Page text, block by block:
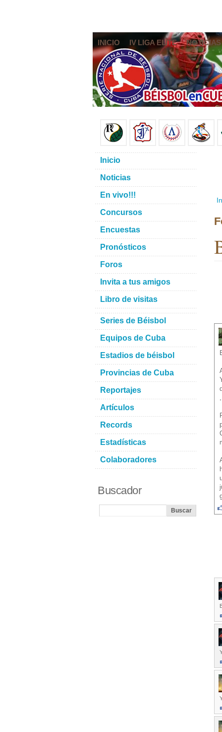
INICIO IV LIGA ELITE NOTICIAS
Inicio
Noticias
En vivo!!!
Concursos
Encuestas
Pronósticos
Foros
Invita a tus amigos
Libro de visitas
Series de Béisbol
Equipos de Cuba
Estadios de béisbol
Provincias de Cuba
Reportajes
Artículos
Records
Estadísticas
Colaboradores
Buscador